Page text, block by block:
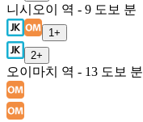
니시오이 역 - 9 도보 분
1 +
2+
오이마치 역 - 13 도보 분